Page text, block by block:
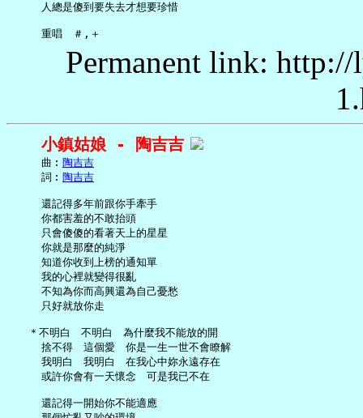
     人總是傻到要失去才想要珍惜
Permanent link:
小鎮姑娘 - 陶吉吉
     曲︰
陶吉吉
     詞︰
陶吉吉
     還記得多年前跟你手牽手
     你都害羞的不敢抬頭
     只會傻傻的看著天上的星星
     你就是那麼的純淨
     知道你收到上榜的通知單
     我的心裡就變得很亂
     不知為你而高興還為自己憂愁
     只好就放你走
   ＊不明白　不明白　為什麼我不能放的開
     捨不得　這個愛　你是一生一世不會瞭解
     我明白　我明白　在我心中妳永遠存在
     或許你會有一天懷念　可是我已不在
     還記得一開始你不能適應